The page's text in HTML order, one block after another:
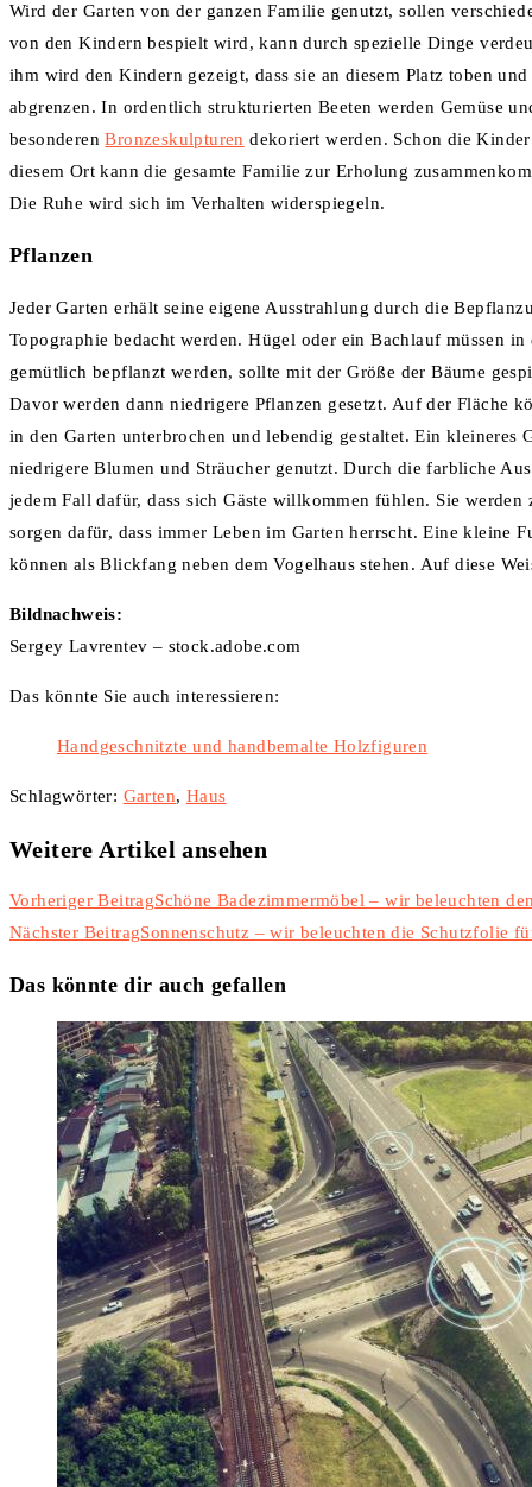
Wird der Garten von der ganzen Familie genutzt, sollen
von den Kindern bespielt wird, kann durch spezielle Dinge
ihm wird den Kindern gezeigt, dass sie an diesem Platz toben
abgrenzen. In ordentlich strukturierten Beeten werden Gemüse
besonderenBronzeskulpturen dekoriert werden. Schon die
diesem Ort kann die gesamte Familie zur Erholung
Die Ruhe wird sich im Verhalten widerspiegeln.
Pflanzen
Jeder Garten erhält seine eigene Ausstrahlung durch die
Topographie bedacht werden. Hügel oder ein Bachlauf müssen
gemütlich bepflanzt werden, sollte mit der Größe der Bäume
Davor werden dann niedrigere Pflanzen gesetzt. Auf der Fläche
in den Garten unterbrochen und lebendig gestaltet. Ein
niedrigere Blumen und Sträucher genutzt. Durch die farbliche
jedem Fall dafür, dass sich Gäste willkommen fühlen. Sie
sorgen dafür, dass immer Leben im Garten herrscht. Eine kleine
können als Blickfang neben dem Vogelhaus stehen. Auf diese
Bildnachweis:
Sergey Lavrentev – stock.adobe.com
Das könnte Sie auch interessieren:
Handgeschnitzte und handbemalte Holzfiguren
Schlagwörter: Garten, Haus
Weitere Artikel ansehen
Vorheriger BeitragSchöne Badezimmermöbel – wir beleuchten
Nächster BeitragSonnenschutz – wir beleuchten die Schutzfolie
Das könnte dir auch gefallen